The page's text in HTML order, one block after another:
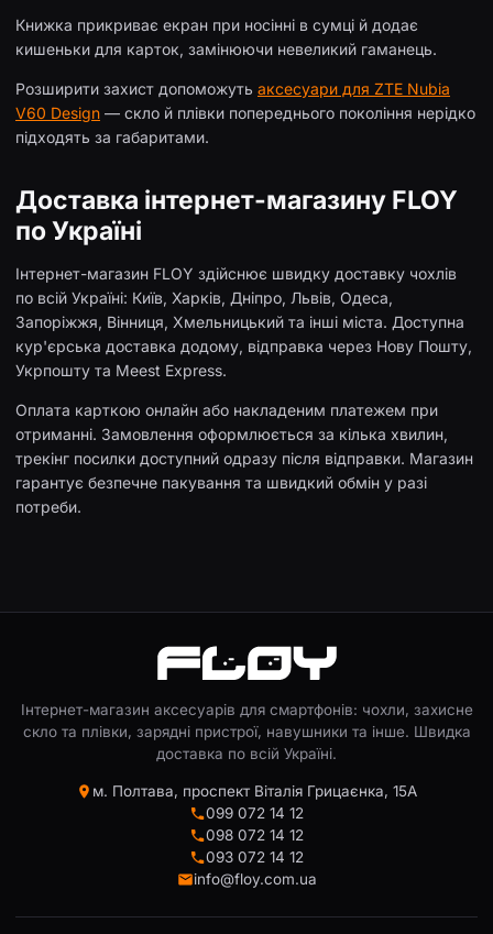
Книжка прикриває екран при носінні в сумці й додає
кишеньки для карток, замінюючи невеликий гаманець.
Розширити захист допоможуть аксесуари для ZTE Nubia
V60 Design — скло й плівки попереднього покоління нерідко
підходять за габаритами.
Доставка інтернет-магазину FLOY
по Україні
Інтернет-магазин FLOY здійснює швидку доставку чохлів
по всій Україні: Київ, Харків, Дніпро, Львів, Одеса,
Запоріжжя, Вінниця, Хмельницький та інші міста. Доступна
кур'єрська доставка додому, відправка через Нову Пошту,
Укрпошту та Meest Express.
Оплата карткою онлайн або накладеним платежем при
отриманні. Замовлення оформлюється за кілька хвилин,
трекінг посилки доступний одразу після відправки. Магазин
гарантує безпечне пакування та швидкий обмін у разі
потреби.
Інтернет-магазин аксесуарів для смартфонів: чохли, захисне
скло та плівки, зарядні пристрої, навушники та інше. Швидка
доставка по всій Україні.
м. Полтава, проспект Віталія Грицаєнка, 15А
099 072 14 12
098 072 14 12
093 072 14 12
info@floy.com.ua